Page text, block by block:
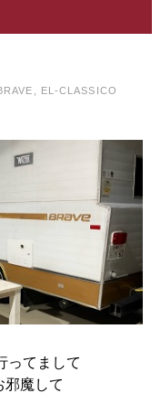
EL-CLASSICO
ってまして
邪魔して